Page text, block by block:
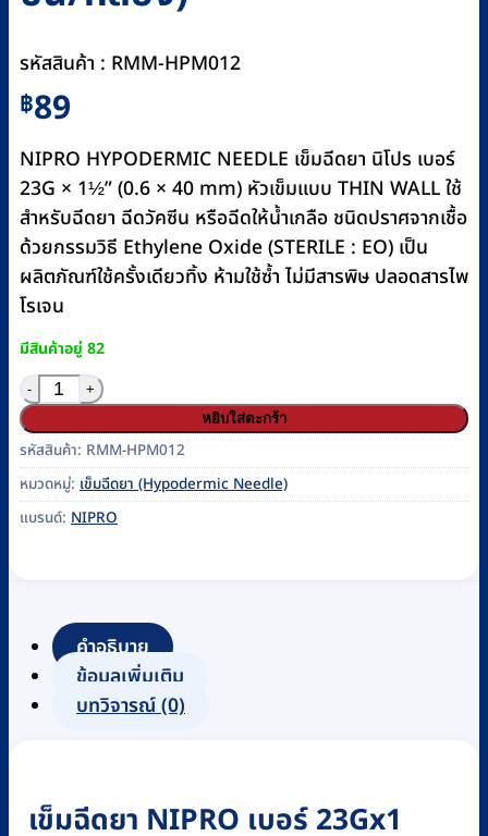
รหัสสินค้า : RMM-HPM012
฿89
NIPRO HYPODERMIC NEEDLE เข็มฉีดยา นิโปร เบอร์
23G × 1½” (0.6 × 40 mm) หัวเข็มแบบ THIN WALL ใช้
สำหรับฉีดยา ฉีดวัคซีน หรือฉีดให้น้ำเกลือ ชนิดปราศจากเชื้อ
ด้วยกรรมวิธี Ethylene Oxide (STERILE : EO) เป็น
ผลิตภัณฑ์ใช้ครั้งเดียวทิ้ง ห้ามใช้ซ้ำ ไม่มีสารพิษ ปลอดสารไพ
โรเจน
มีสินค้าอยู่ 82
จำนวน เข็มฉีดยา (Hypodermic Needle) ยี่ห้อ NIPRO เ
หยิบใส่ตะกร้า
รหัสสินค้า: RMM-HPM012
หมวดหมู่: เข็มฉีดยา (Hypodermic Needle)
แบรนด์: NIPRO
คำอธิบาย
ข้อมูลเพิ่มเติม
บทวิจารณ์ (0)
เข็มฉีดยา NIPRO เบอร์ 23Gx1